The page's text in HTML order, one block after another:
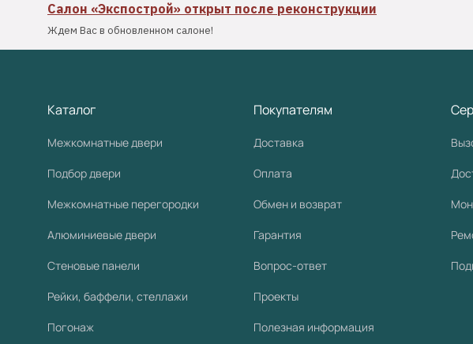
Салон «Экспострой» открыт после реконструкции
Ждем Вас в обновленном салоне!
Каталог
Межкомнатные двери
Подбор двери
Межкомнатные перегородки
Алюминиевые двери
Стеновые панели
Рейки, баффели, стеллажи
Погонаж
Покупателям
Доставка
Оплата
Обмен и возврат
Гарантия
Вопрос-ответ
Проекты
Полезная информация